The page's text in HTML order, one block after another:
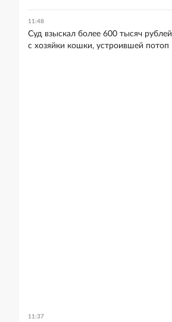
11:48
Суд взыскал более 600 тысяч рублей
с хозяйки кошки, устроившей потоп
11:37